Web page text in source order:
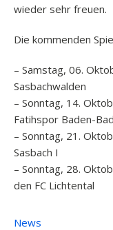
wieder sehr freuen.
Die kommenden
– Samstag, 06.
Sasbachwalden
– Sonntag, 14.
Fatihspor Baden-
– Sonntag, 21.
Sasbach I
– Sonntag, 28.
den FC Lichtental
News